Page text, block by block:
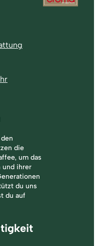
die
um das
und ihrer
du uns
du auf